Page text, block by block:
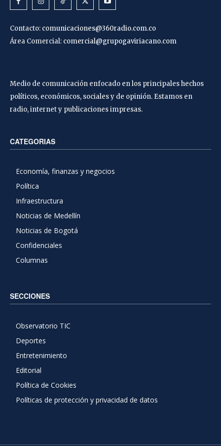
Contacto: comunicaciones@360radio.com.co
Área Comercial: comercial@grupogaviriacano.com
Medio de comunicación enfocado en los principales hechos
políticos, económicos, sociales y de opinión. Estamos en
radio, internet y publicaciones impresas.
CATEGORIAS
Economía, finanzas y negocios
Política
Infraestructura
Noticias de Medellín
Noticias de Bogotá
Confidenciales
Columnas
SECCIONES
Observatorio TIC
Deportes
Entretenimiento
Editorial
Política de Cookies
Políticas de protección y privacidad de datos